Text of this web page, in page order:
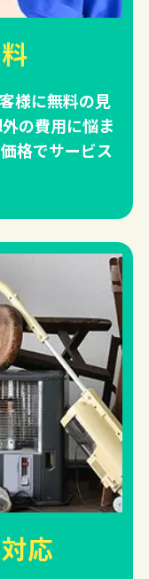
様に無料の見
の費用に悩ま
格でサービス
応